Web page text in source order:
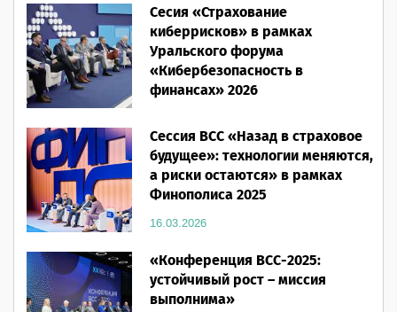
28.05.2026
Сесия «Страхование
киберрисков» в рамках
Уральского форума
«Кибербезопасность в
финансах» 2026
Сессия ВСС «Назад в страховое
будущее»: технологии меняются,
а риски остаются» в рамках
Финополиса 2025
16.03.2026
«Конференция ВСС-2025:
устойчивый рост – миссия
выполнима»